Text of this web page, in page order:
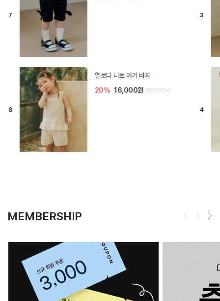
엘로디 니트 아기 바지
20% 16,000원 20,000원
MEMBERSHIP